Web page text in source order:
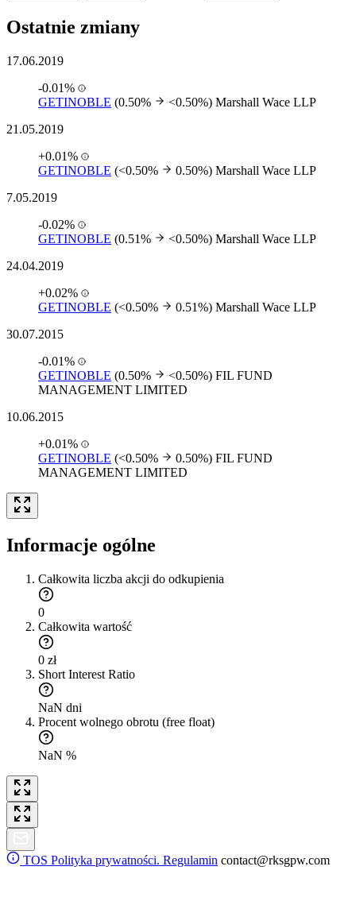
Ostatnie zmiany
17.06.2019
-0.01%
GETINOBLE (0.50% <0.50%) Marshall Wace LLP
21.05.2019
+0.01%
GETINOBLE (<0.50% 0.50%) Marshall Wace LLP
7.05.2019
-0.02%
GETINOBLE (0.51% <0.50%) Marshall Wace LLP
24.04.2019
+0.02%
GETINOBLE (<0.50% 0.51%) Marshall Wace LLP
30.07.2015
-0.01%
GETINOBLE (0.50% <0.50%) FIL FUND
MANAGEMENT LIMITED
10.06.2015
+0.01%
GETINOBLE (<0.50% 0.50%) FIL FUND
MANAGEMENT LIMITED
Informacje ogólne
Całkowita liczba akcji do odkupienia
0
Całkowita wartość
0 zł
Short Interest Ratio
NaN dni
Procent wolnego obrotu (free float)
NaN %
TOS Polityka prywatności. Regulamin contact@rksgpw.com